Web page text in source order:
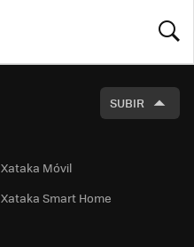
SUBIR
Xataka Móvil
Xataka Smart Home